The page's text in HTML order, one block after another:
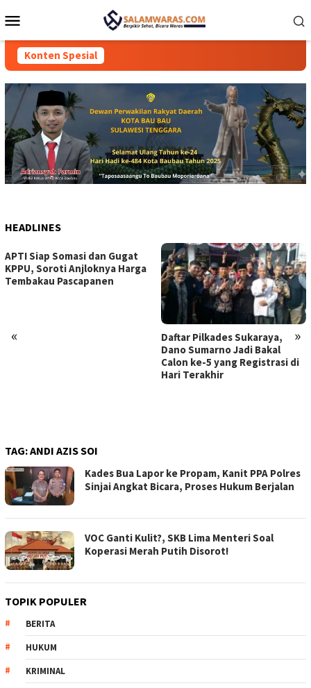
ke
Mobile
Konten Spesial
HEADLINES
« »
APTI Siap Somasi dan Gugat
KPPU, Soroti Anjloknya Harga
Tembakau Pascapanen
Daftar Pilkades Sukaraya,
Dano Sumarno Jadi Bakal
Calon ke-5 yang Registrasi di
Hari Terakhir
TAG:ANDI AZIS SOI
Kades Bua Lapor ke Propam, Kanit PPA Polres
Sinjai Angkat Bicara, Proses Hukum Berjalan
VOC Ganti Kulit?, SKB Lima Menteri Soal
Koperasi Merah Putih Disorot!
TOPIK POPULER
BERITA
HUKUM
KRIMINAL